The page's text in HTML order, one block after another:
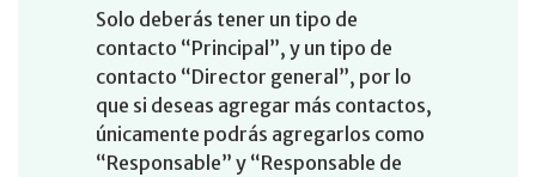
Solo deberás tener un tipo de
contacto “Principal”, y un tipo de
contacto “Director general”, por lo
que si deseas agregar más contactos,
únicamente podrás agregarlos como
“Responsable” y “Responsable de